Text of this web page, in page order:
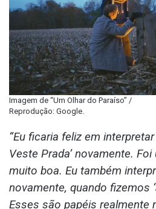
Imagem de “Um Olhar do Paraíso” /
Reprodução: Google.
“Eu ficaria feliz em
Veste Prada’ novamente.
muito boa. Eu também
novamente, quando fizemos
Esses são papéis realmente